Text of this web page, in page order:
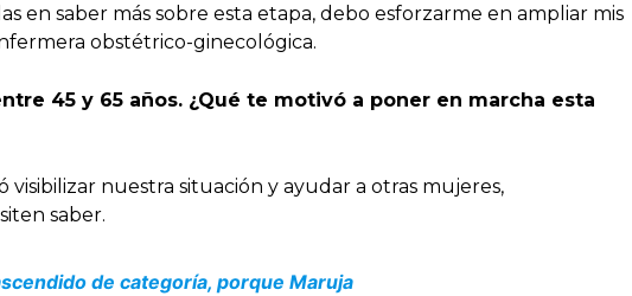
en saber más sobre esta etapa, debo esforzarme en ampliar mis
obstétrico-ginecológica.
45 y 65 años. ¿Qué te motivó a poner en marcha esta
nuestra situación y ayudar a otras mujeres,
saber.
de categoría, porque Maruja